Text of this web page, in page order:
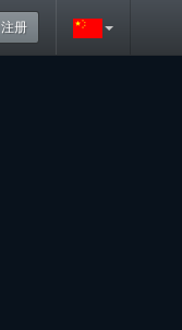
注册